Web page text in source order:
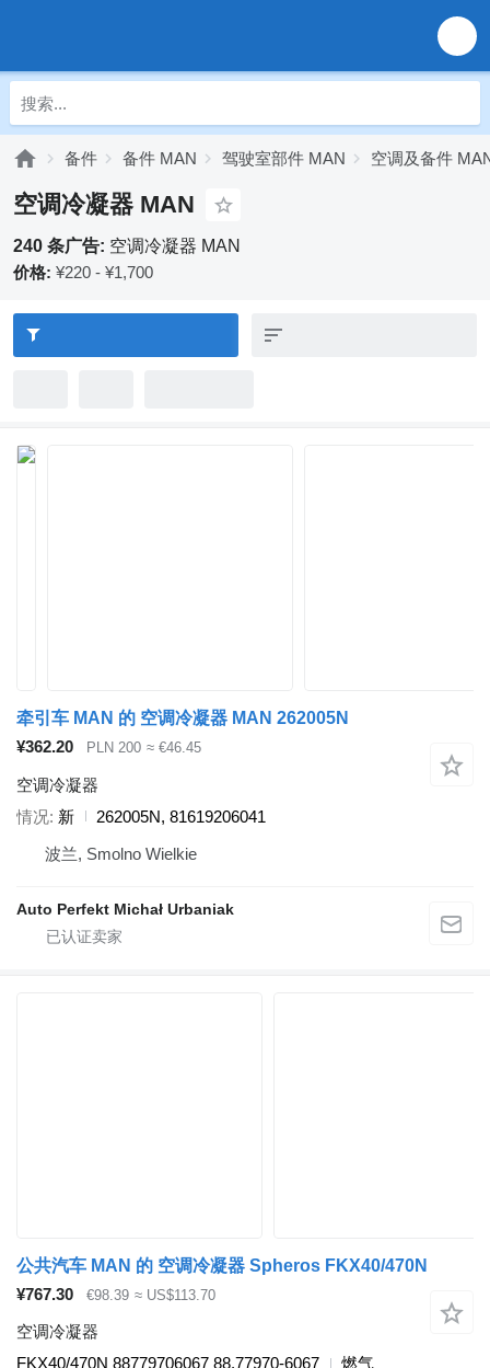
备件 备件 MAN 驾驶室部件 MAN 空调及备件
空调冷凝器 MAN
240 条广告: 空调冷凝器 MAN
价格: ¥220 - ¥1,700
牵引车 MAN 的 空调冷凝器 MAN 262005N
¥362.20
PLN 200 ≈ €46.45
空调冷凝器
情况 新
262005N, 81619206041
波兰, Smolno Wielkie
Auto Perfekt Michał Urbaniak
公共汽车 MAN 的 空调冷凝器 Spheros FKX40/470N
¥767.30
€98.39 ≈ US$113.70
空调冷凝器
FKX40/470N 88779706067 88.77970-6067
燃气